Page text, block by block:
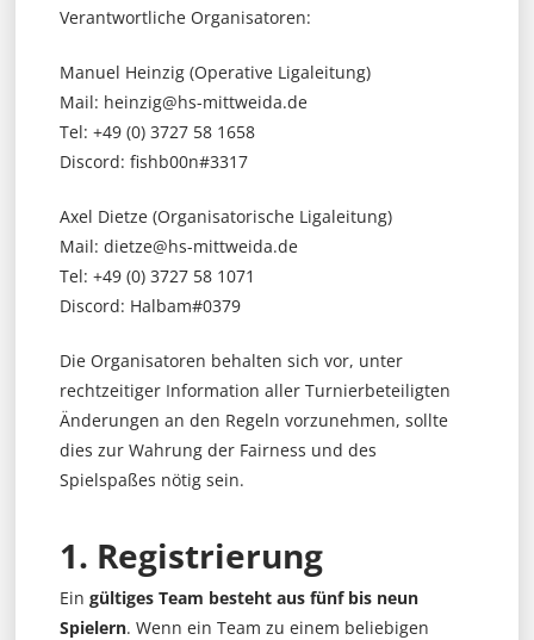
Verantwortliche Organisatoren:
Manuel Heinzig (Operative Ligaleitung)
Mail: heinzig@hs-mittweida.de
Tel: +49 (0) 3727 58 1658
Discord: fishb00n#3317
Axel Dietze (Organisatorische Ligaleitung)
Mail: dietze@hs-mittweida.de
Tel: +49 (0) 3727 58 1071
Discord: Halbam#0379
Die Organisatoren behalten sich vor, unter
rechtzeitiger Information aller Turnierbeteiligten
Änderungen an den Regeln vorzunehmen, sollte
dies zur Wahrung der Fairness und des
Spielspaßes nötig sein.
1. Registrierung
Ein gültiges Team besteht aus fünf bis neun
Spielern. Wenn ein Team zu einem beliebigen